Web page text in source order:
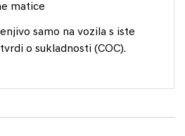
matice
samo na vozila s iste
o sukladnosti (COC).